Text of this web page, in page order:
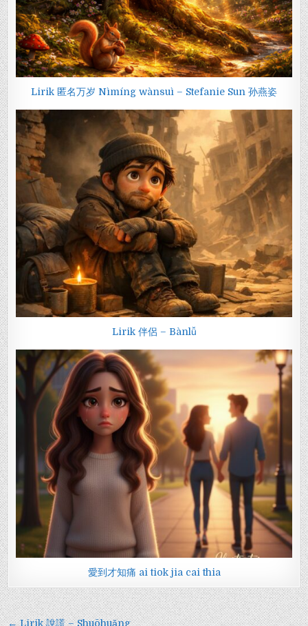
Lirik 匿名万岁 Nìmíng wànsuì – Stefanie Sun 孙燕姿
Lirik 伴侶 – Bànlǚ
愛到才知痛 ai tiok jia cai thia
← Lirik 說謊 – Shuōhuǎng